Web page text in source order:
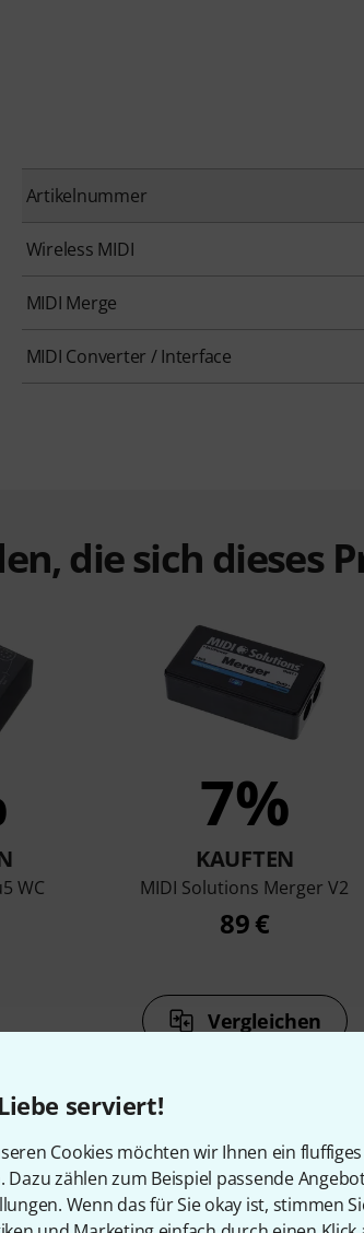
serviert!
Cookies möchten wir Ihnen ein
Dazu zählen zum Beispiel passende
Wenn das für Sie okay ist, stimmen
Artikelnummer
Wireless MIDI
MIDI Merge
MIDI Converter / Interface
die sich dieses
WC
7%
KAUFTEN
MIDI Solutions Merger V2
89 €
Vergleichen
&